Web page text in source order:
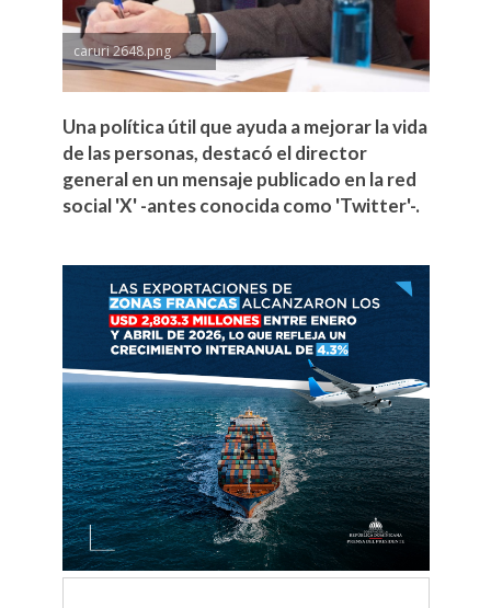
caruri 2648.png
Una política útil que ayuda a mejorar la vida
de las personas, destacó el director
general en un mensaje publicado en la red
social 'X' -antes conocida como 'Twitter'-.